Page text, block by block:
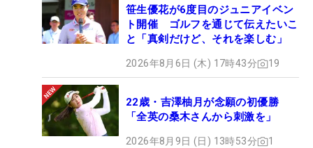
笹生優花が6度目のジュニアイベン
ト開催 ゴルフを通じて伝えたいこ
と「真剣だけど、それを楽しむ」
2026年8月6日 (木) 17時43分 19
22歳・吉澤柚月が念願の初優勝
「全英の桑木さんから刺激を」
2026年8月9日 (日) 13時53分 1